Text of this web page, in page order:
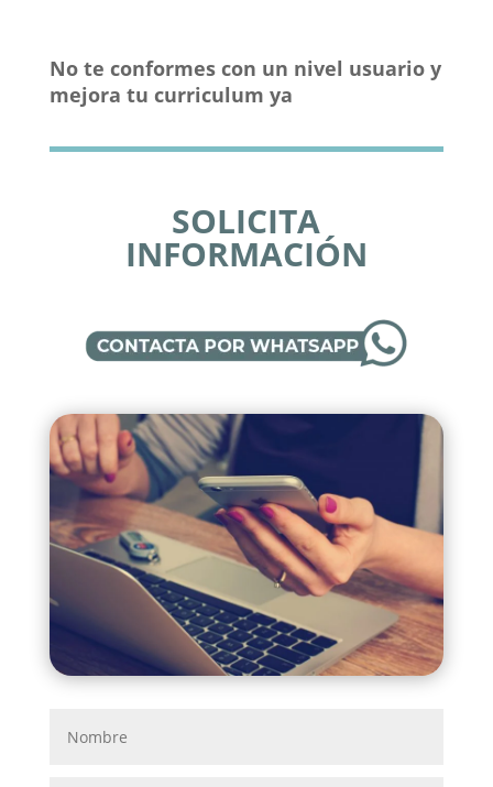
No te conformes con un nivel usuario y
mejora tu curriculum ya
SOLICITA
INFORMACIÓN